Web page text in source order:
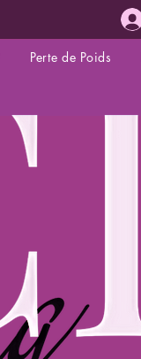
Perte de Poids